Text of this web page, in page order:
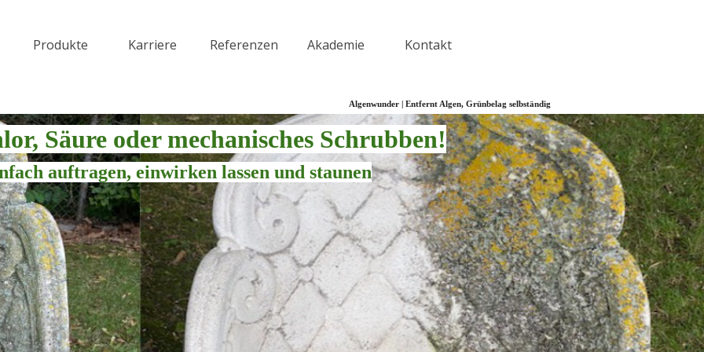
Menü überspringen
▼
Produkte ▼
Karriere Referenzen ▼
Akademie ▼
Kontakt
Algenwunder | Entfernt Algen, Grünbelag selbständig
Säure oder mechanisches Schrubben!
auftragen, einwirken lassen und staunen